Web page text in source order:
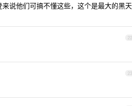
说他们可搞不懂这些，这个是最大的黑天
22
23